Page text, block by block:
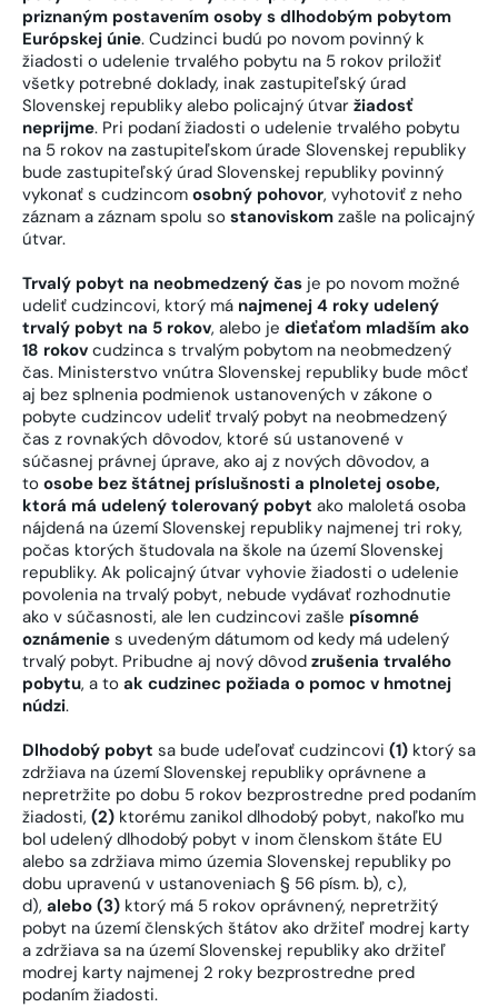
priznaným postavením osoby s dlhodobým pobytom
Európskej únie. Cudzinci budú po novom povinný k
žiadosti o udelenie trvalého pobytu na 5 rokov priložiť
všetky potrebné doklady, inak zastupiteľský úrad
Slovenskej republiky alebo policajný útvar žiadosť
neprijme. Pri podaní žiadosti o udelenie trvalého pobytu
na 5 rokov na zastupiteľskom úrade Slovenskej republiky
bude zastupiteľský úrad Slovenskej republiky povinný
vykonať s cudzincom osobný pohovor, vyhotoviť z neho
záznam a záznam spolu so stanoviskom zašle na policajný
útvar.
Trvalý pobyt na neobmedzený čas je po novom možné
udeliť cudzincovi, ktorý má najmenej 4 roky udelený
trvalý pobyt na 5 rokov, alebo je dieťaťom mladším ako
18 rokov cudzinca s trvalým pobytom na neobmedzený
čas. Ministerstvo vnútra Slovenskej republiky bude môcť
aj bez splnenia podmienok ustanovených v zákone o
pobyte cudzincov udeliť trvalý pobyt na neobmedzený
čas z rovnakých dôvodov, ktoré sú ustanovené v
súčasnej právnej úprave, ako aj z nových dôvodov, a
to osobe bez štátnej príslušnosti a plnoletej osobe,
ktorá má udelený tolerovaný pobyt ako maloletá osoba
nájdená na území Slovenskej republiky najmenej tri roky,
počas ktorých študovala na škole na území Slovenskej
republiky. Ak policajný útvar vyhovie žiadosti o udelenie
povolenia na trvalý pobyt, nebude vydávať rozhodnutie
ako v súčasnosti, ale len cudzincovi zašle písomné
oznámenie s uvedeným dátumom od kedy má udelený
trvalý pobyt. Pribudne aj nový dôvod zrušenia trvalého
pobytu, a to ak cudzinec požiada o pomoc v hmotnej
núdzi.
Dlhodobý pobyt sa bude udeľovať cudzincovi (1) ktorý sa
zdržiava na území Slovenskej republiky oprávnene a
nepretržite po dobu 5 rokov bezprostredne pred podaním
žiadosti, (2) ktorému zanikol dlhodobý pobyt, nakoľko mu
bol udelený dlhodobý pobyt v inom členskom štáte EU
alebo sa zdržiava mimo územia Slovenskej republiky po
dobu upravenú v ustanoveniach § 56 písm. b), c),
d), alebo (3) ktorý má 5 rokov oprávnený, nepretržitý
pobyt na území členských štátov ako držiteľ modrej karty
a zdržiava sa na území Slovenskej republiky ako držiteľ
modrej karty najmenej 2 roky bezprostredne pred
podaním žiadosti.